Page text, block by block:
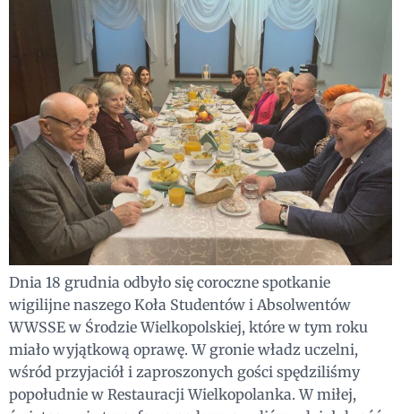
Dnia 18 grudnia odbyło się coroczne spotkanie
wigilijne naszego Koła Studentów i Absolwentów
WWSSE w Środzie Wielkopolskiej, które w tym roku
miało wyjątkową oprawę. W gronie władz uczelni,
wśród przyjaciół i zaproszonych gości spędziliśmy
popołudnie w Restauracji Wielkopolanka. W miłej,